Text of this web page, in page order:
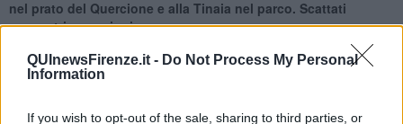
QUInewsFirenze.it - Do Not Process My Personal
Information
If you wish to opt-out of the sale, sharing to third parties, or
nel prato del Quercione e alla Tinaia nel parco. Scattati
sequestri e sanzioni